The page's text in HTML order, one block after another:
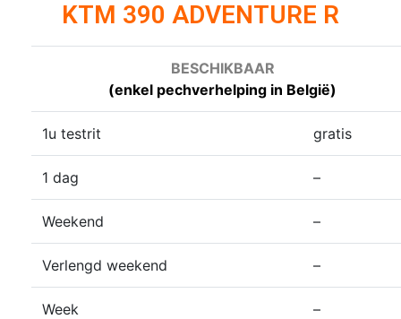
KTM 390 ADVENTURE R
BESCHIKBAAR
(enkel pechverhelping in België)
1u testrit gratis
1 dag –
Weekend –
Verlengd weekend –
Week –